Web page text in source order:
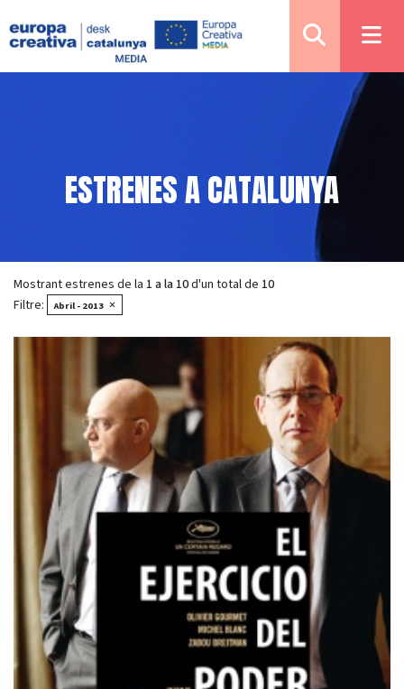
ESTRENES A CATALUNYA
Mostrant estrenes de la 1 a la 10d'un total de 10
Filtre:
Abril - 2013 ×